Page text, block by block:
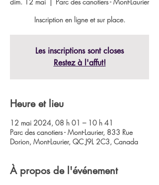
Inscription en ligne et sur place.
Les inscriptions sont closes
Restez à l'affut!
Heure et lieu
12 mai 2024, 08 h 01 – 10 h 41
Parc des canotiers - Mont-Laurier, 833 Rue
Dorion, Mont-Laurier, QC J9L 2C3, Canada
À propos de l'événement